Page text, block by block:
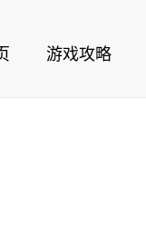
游戏攻略